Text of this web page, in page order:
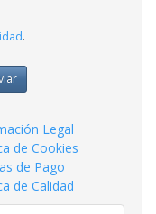
.
Legal
de Cookies
de Pago
de Calidad